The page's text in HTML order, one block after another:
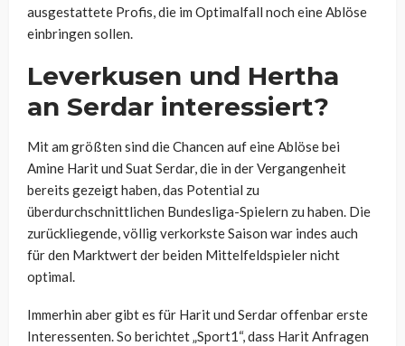
ausgestattete Profis, die im Optimalfall noch eine Ablöse
einbringen sollen.
Leverkusen und Hertha
an Serdar interessiert?
Mit am größten sind die Chancen auf eine Ablöse bei
Amine Harit und Suat Serdar, die in der Vergangenheit
bereits gezeigt haben, das Potential zu
überdurchschnittlichen Bundesliga-Spielern zu haben. Die
zurückliegende, völlig verkorkste Saison war indes auch
für den Marktwert der beiden Mittelfeldspieler nicht
optimal.
Immerhin aber gibt es für Harit und Serdar offenbar erste
Interessenten. So berichtet „Sport1“, dass Harit Anfragen